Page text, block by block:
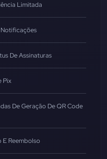
Limitada
Notificações
De Assinaturas
Pix
De Geração De QR Code
E Reembolso